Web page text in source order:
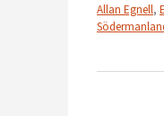
Allan Egnell,